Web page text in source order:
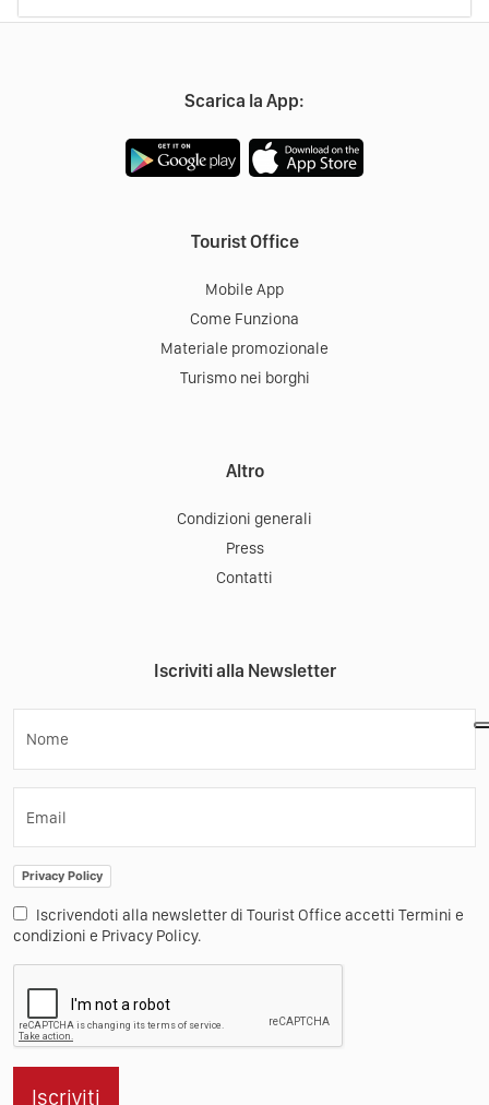
Scarica la App:
Tourist Office
Mobile App
Come Funziona
Materiale promozionale
Turismo nei borghi
Altro
Condizioni generali
Press
Contatti
Iscriviti alla Newsletter
Nome
Email
Privacy Policy
Iscrivendoti alla newsletter di Tourist Office accetti Termini e
condizioni e Privacy Policy.
Iscriviti